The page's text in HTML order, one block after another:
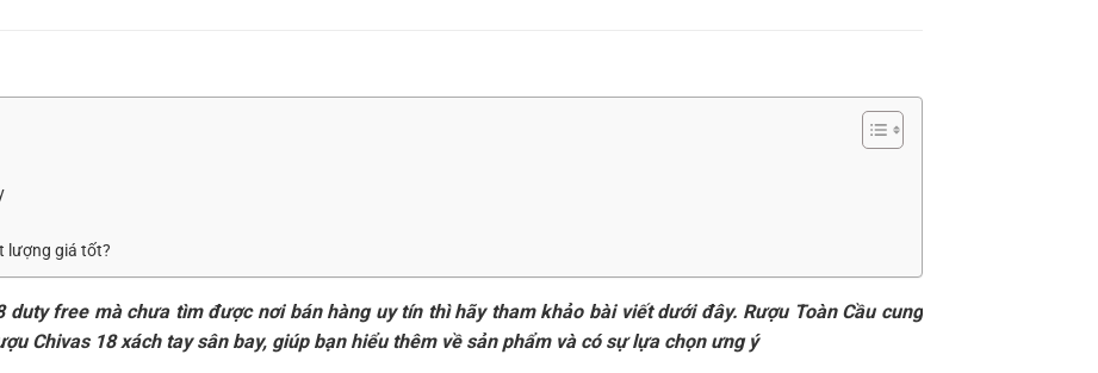
lượng giá tốt?
duty free mà chưa tìm được nơi bán hàng uy tín thì hãy tham khảo bài viết dưới đây. Rượu Toàn Cầu cung
Chivas 18 xách tay sân bay, giúp bạn hiểu thêm về sản phẩm và có sự lựa chọn ưng ý